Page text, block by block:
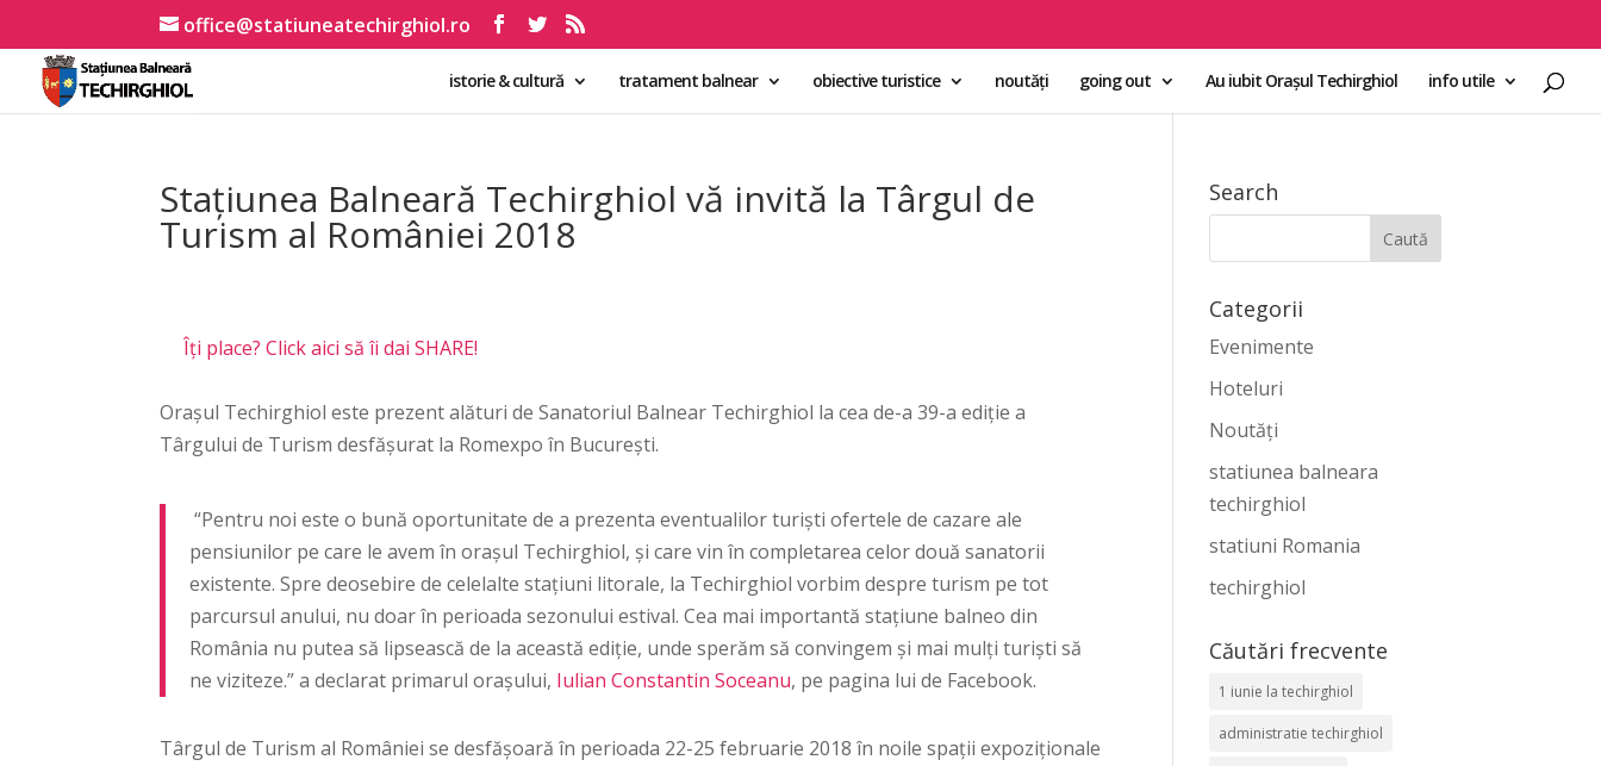
office@statiuneatechirghiol.ro
istorie & cultură tratament balnear obiective turistice noutăți going out Au iubit Orașul Techirghiol info utile
Stațiunea Balneară Techirghiol vă invită la Târgul de
Turism al României 2018
Îți place? Click aici să îi dai SHARE!
Orașul Techirghiol este prezent alături de Sanatoriul Balnear Techirghiol la cea de-a 39-a ediție a
Târgului de Turism desfășurat la Romexpo în București.
“Pentru noi este o bună oportunitate de a prezenta eventualilor turiști ofertele de cazare ale
pensiunilor pe care le avem în orașul Techirghiol, și care vin în completarea celor două sanatorii
existente. Spre deosebire de celelalte stațiuni litorale, la Techirghiol vorbim despre turism pe tot
parcursul anului, nu doar în perioada sezonului estival. Cea mai importantă stațiune balneo din
România nu putea să lipsească de la această ediție, unde sperăm să convingem și mai mulți turiști să
ne viziteze.” a declarat primarul orașului, Iulian Constantin Soceanu, pe pagina lui de Facebook.
Târgul de Turism al României se desfășoară în perioada 22-25 februarie 2018 în noile spații expoziționale
Search
Categorii
Evenimente
Hoteluri
Noutăți
statiunea balneara
techirghiol
statiuni Romania
techirghiol
Căutări frecvente
1 iunie la techirghiol
administratie techirghiol